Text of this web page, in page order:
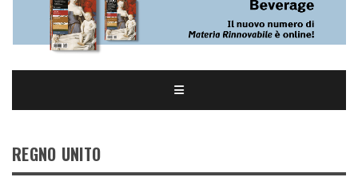
REGNO UNITO